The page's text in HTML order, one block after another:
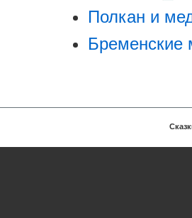
Полкан и
Бременские